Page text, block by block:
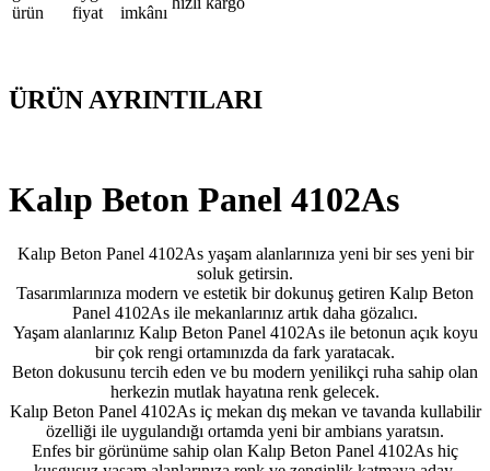
ürün
fiyat
imkânı
ÜRÜN AYRINTILARI
Kalıp Beton Panel 4102As
Kalıp Beton Panel 4102As yaşam alanlarınıza yeni bir ses yeni bir
soluk getirsin.
Tasarımlarınıza modern ve estetik bir dokunuş getiren Kalıp Beton
Panel 4102As ile mekanlarınız artık daha gözalıcı.
Yaşam alanlarınız Kalıp Beton Panel 4102As ile betonun açık koyu
bir çok rengi ortamınızda da fark yaratacak.
Beton dokusunu tercih eden ve bu modern yenilikçi ruha sahip olan
herkezin mutlak hayatına renk gelecek.
Kalıp Beton Panel 4102As iç mekan dış mekan ve tavanda kullabilir
özelliği ile uygulandığı ortamda yeni bir ambians yaratsın.
Enfes bir görünüme sahip olan Kalıp Beton Panel 4102As hiç